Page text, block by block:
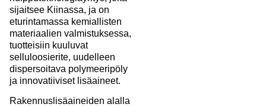
sijaitsee Kiinassa, ja on
eturintamassa kemiallisten
materiaalien valmistuksessa,
tuotteisiin kuuluvat
selluloosierite, uudelleen
dispersoitava polymeeripöly
ja innovatiiviset lisäaineet.
Rakennuslisäaineiden alalla